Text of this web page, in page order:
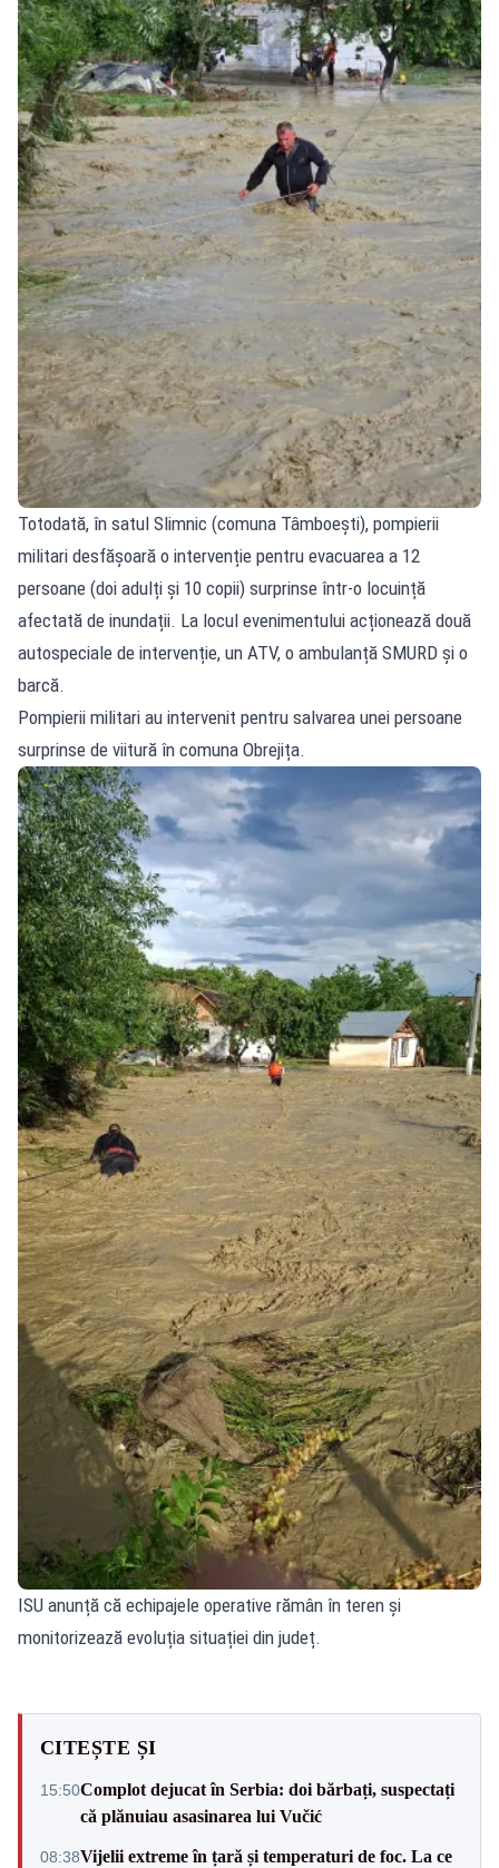
Totodată, în satul Slimnic (comuna Tâmboești), pompierii
militari desfășoară o intervenție pentru evacuarea a 12
persoane (doi adulți și 10 copii) surprinse într-o locuință
afectată de inundații. La locul evenimentului acționează două
autospeciale de intervenție, un ATV, o ambulanță SMURD și o
barcă.
Pompierii militari au intervenit pentru salvarea unei persoane
surprinse de viitură în comuna Obrejița.
ISU anunță că echipajele operative rămân în teren și
monitorizează evoluția situației din județ.
CITEȘTE ȘI
15:50Complot dejucat în Serbia: doi bărbați, suspectați
că plănuiau asasinarea lui Vučić
08:38Vijelii extreme în țară și temperaturi de foc. La ce